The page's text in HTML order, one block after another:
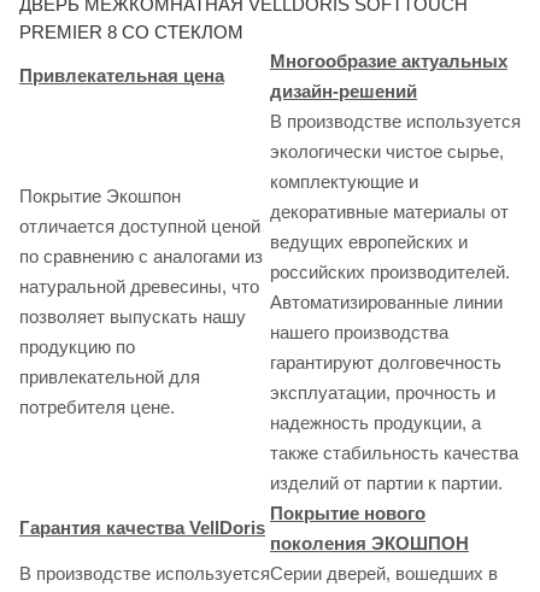
ДВЕРЬ МЕЖКОМНАТНАЯ VELLDORIS SOFTTOUCH
PREMIER 8 СО СТЕКЛОМ
Привлекательная цена
Многообразие актуальных
дизайн-решений
Покрытие Экошпон
отличается доступной ценой
по сравнению с аналогами из
натуральной древесины, что
позволяет выпускать нашу
продукцию по
привлекательной для
потребителя цене.
В производстве используется
экологически чистое сырье,
комплектующие и
декоративные материалы от
ведущих европейских и
российских производителей.
Автоматизированные линии
нашего производства
гарантируют долговечность
эксплуатации, прочность и
надежность продукции, а
также стабильность качества
изделий от партии к партии.
Гарантия качества VellDoris
Покрытие нового
поколения ЭКОШПОН
В производстве используетсяСерии дверей, вошедших в